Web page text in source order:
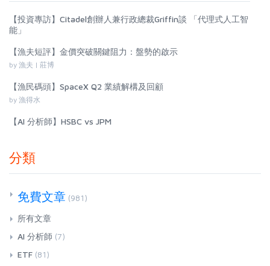
【投資專訪】Citadel創辦人兼行政總裁Griffin談 「代理式人工智
能」
【漁夫短評】金價突破關鍵阻力：盤勢的啟示
by 漁夫 | 莊博
【漁民碼頭】SpaceX Q2 業績解構及回顧
by 漁得水
【AI 分析師】HSBC vs JPM
分類
免費文章 (981)
所有文章
AI 分析師 (7)
ETF (81)